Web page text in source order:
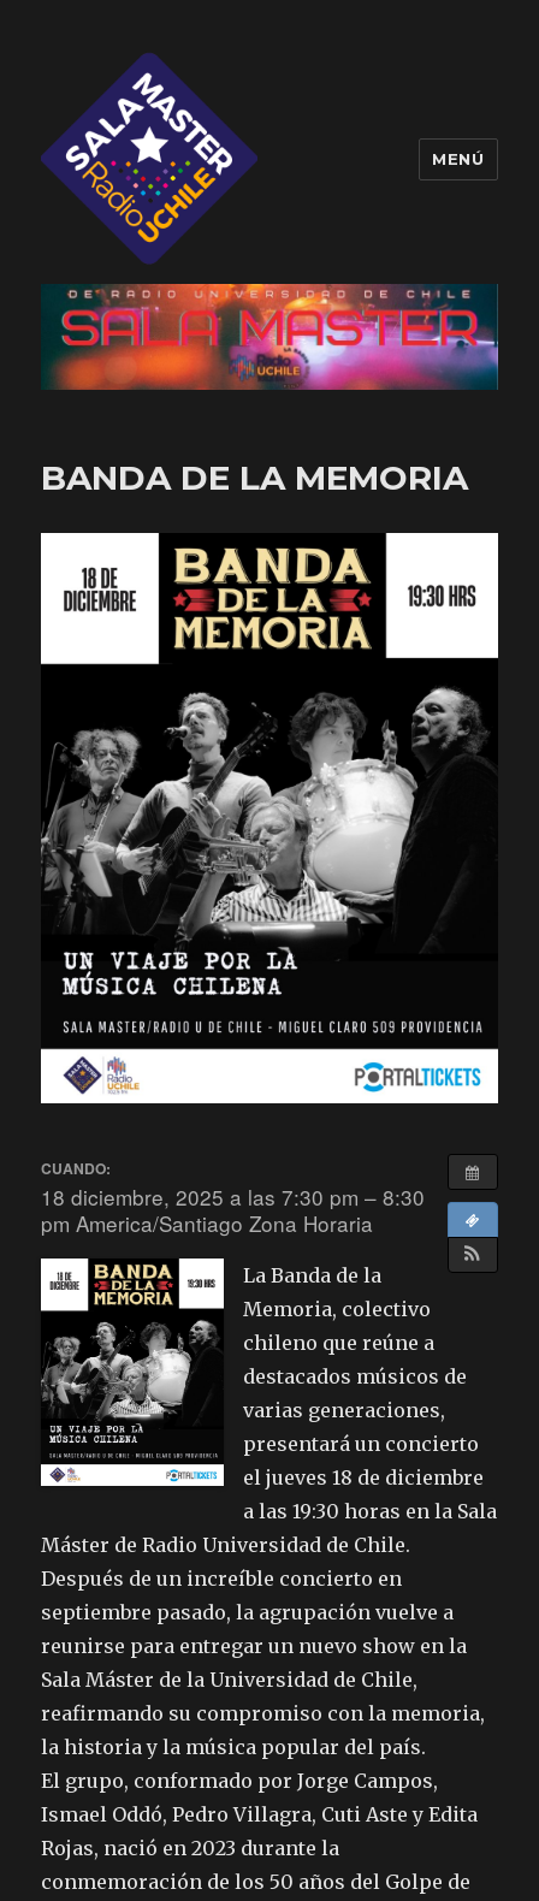
Sala Master
MENÚ
BANDA DE LA MEMORIA
CUANDO:
18 diciembre, 2025 a las 7:30 pm – 8:30
pmAmerica/Santiago Zona Horaria
La Banda de la
Memoria, colectivo
chileno que reúne a
destacados músicos de
varias generaciones,
presentará un concierto
el jueves 18 de diciembre
a las 19:30 horas en la Sala
Máster de Radio Universidad de Chile.
Después de un increíble concierto en
septiembre pasado, la agrupación vuelve a
reunirse para entregar un nuevo show en la
Sala Máster de la Universidad de Chile,
reafirmando su compromiso con la memoria,
la historia y la música popular del país.
El grupo, conformado por Jorge Campos,
Ismael Oddó, Pedro Villagra, Cuti Aste y Edita
Rojas, nació en 2023 durante la
conmemoración de los 50 años del Golpe de